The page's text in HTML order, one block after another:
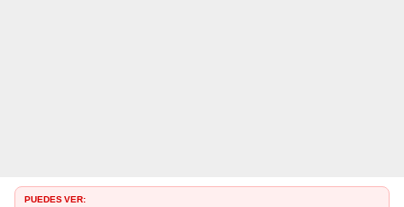
PUEDES VER: